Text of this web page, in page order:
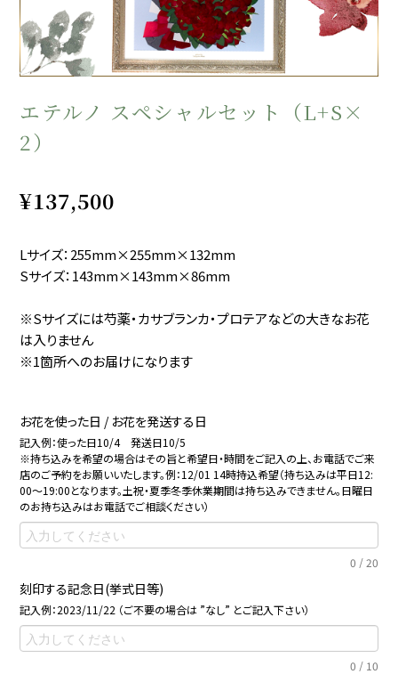
エテルノ スペシャルセット（L+S×
2）
¥137,500
Lサイズ：255mm×255mm×132mm
Sサイズ：143mm×143mm×86mm
※Sサイズには芍薬・カサブランカ・プロテアなどの大きなお花
は入りません
※1箇所へのお届けになります
お花を使った日 / お花を発送する日
記入例：使った日10/4 発送日10/5
※持ち込みを希望の場合はその旨と希望日・時間をご記入の上、お電話でご来
店のご予約をお願いいたします。例：12/01 14時持込希望（持ち込みは平日12:
00～19:00となります。土祝・夏季冬季休業期間は持ち込みできません。日曜日
のお持ち込みはお電話でご相談ください）
0 /20
刻印する記念日(挙式日等)
記入例：2023/11/22 （ご不要の場合は ”なし” とご記入下さい）
0 / 10